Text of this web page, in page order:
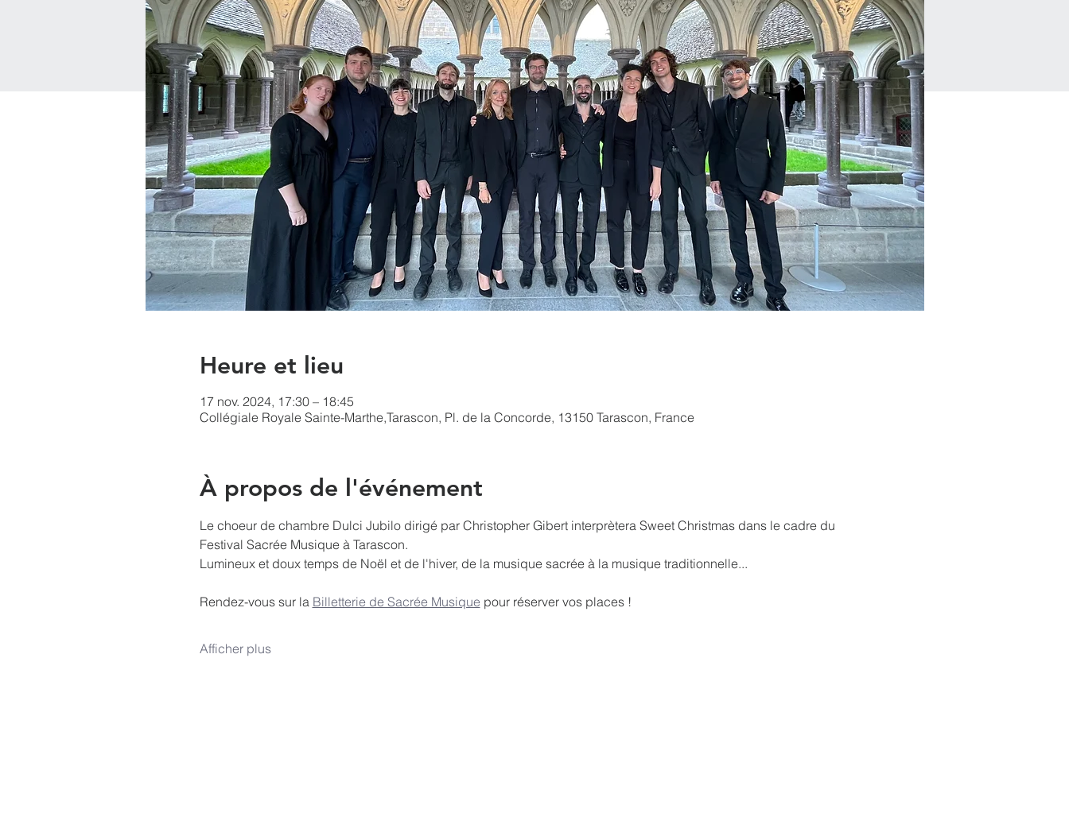
Heure et lieu
17 nov. 2024, 17:30 – 18:45
Collégiale Royale Sainte-Marthe,Tarascon, Pl. de la Concorde, 13150 Tarascon, France
À propos de l'événement
Le choeur de chambre Dulci Jubilo dirigé par Christopher Gibert interprètera Sweet Christmas dans le cadre du
Festival Sacrée Musique à Tarascon.
Lumineux et doux temps de Noël et de l'hiver, de la musique sacrée à la musique traditionnelle...
Rendez-vous sur la Billetterie de Sacrée Musique pour réserver vos places !
Afficher plus